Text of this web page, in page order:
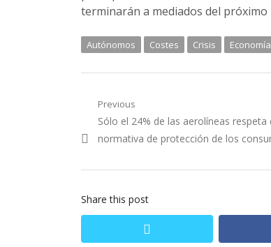
terminarán a mediados del
Autónomos Costes Crisis Economía
Navegación
de
Previous
Previous
post:
Sólo el 24% de las aerolíneas respeta
normativa de protección de los
Share this post